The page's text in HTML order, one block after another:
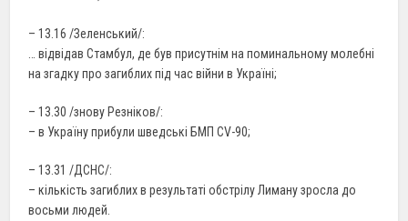
– 13.16 /Зеленський/:
… відвідав Стамбул, де був присутнім на поминальному молебні
на згадку про загиблих під час війни в Україні;
– 13.30 /знову Резніков/:
– в Україну прибули шведські БМП CV-90;
– 13.31 /ДСНС/:
– кількість загиблих в результаті обстрілу Лиману зросла до
восьми людей.